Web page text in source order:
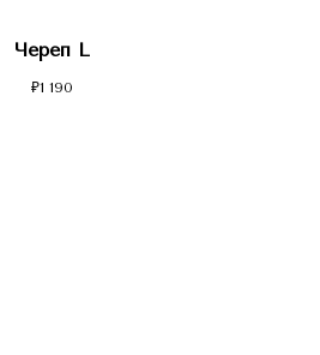
Череп L
₽1 190